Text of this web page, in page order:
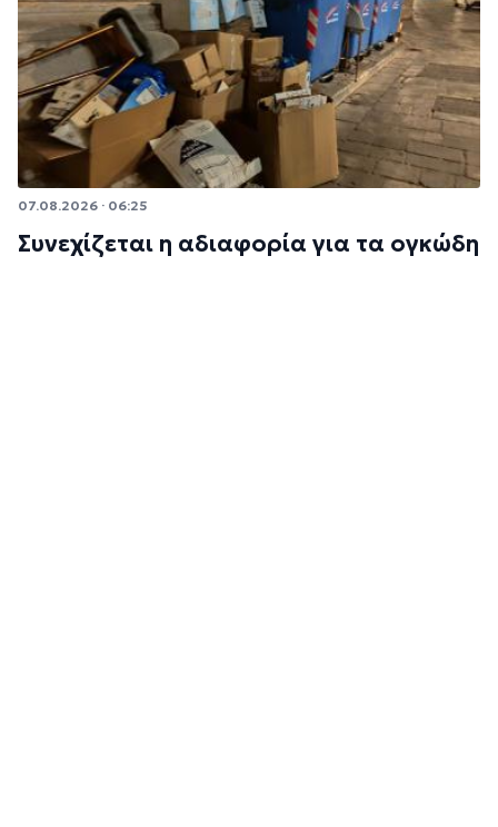
07.08.2026 · 06:25
Συνεχίζεται η αδιαφορία για τα ογκώδη